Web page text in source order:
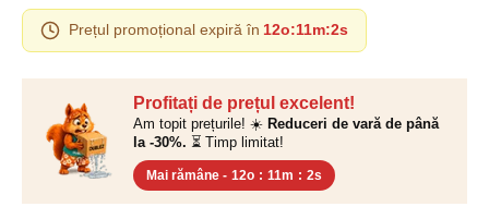
Profitați de prețul excelent!
Am topit prețurile! ☀️ Reduceri de vară de până
la -30%. ⏳ Timp limitat!
Mai rămâne - 12o : 11m : 2s
Prețul promoțional expiră în 12o:11m:2s